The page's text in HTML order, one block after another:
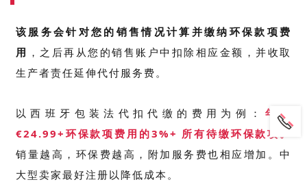
该服务会针对您的销售情况计算并缴纳环保款项费
用 ，之后再从您的销售账户中扣除相应金额，并收取
生产者责任延伸代付服务费。
以西班牙包装法代扣代缴的费用为例： 年费
€24.99+环保款项费用的3%+ 所有待缴环保款项。
销量越高，环保费越高，附加服务费也相应增加。 中
大型卖家最好注册以降低成本。